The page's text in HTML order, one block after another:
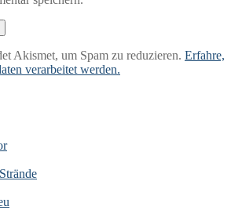
Akismet, um Spam zu reduzieren. Erfahre,
verarbeitet werden.